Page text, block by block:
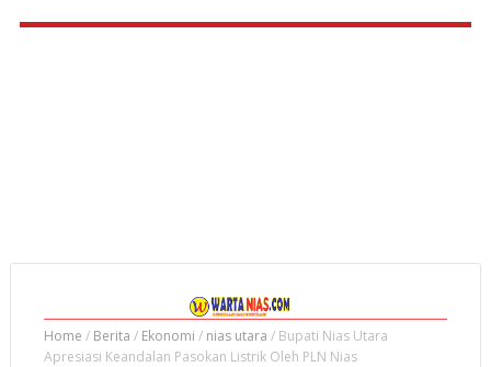
Home / Berita / Ekonomi / nias utara / Bupati Nias Utara
Apresiasi Keandalan Pasokan Listrik Oleh PLN Nias